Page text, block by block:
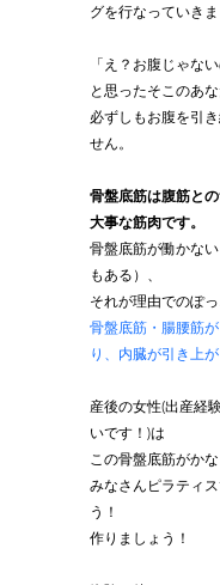
グを行なっていきま
「え？お腹じゃな
と思ったそこのあな
必ずしもお腹を引
せん。
骨盤底筋は腹筋と
大事な筋肉です。
骨盤底筋が働かな
もある）、
それが理由でのぽ
骨盤底筋・腸腰筋
り、内臓が引き上
産後の女性(出産経
いです！)は
この骨盤底筋がか
みなさんピラティ
う！
作りましょう！